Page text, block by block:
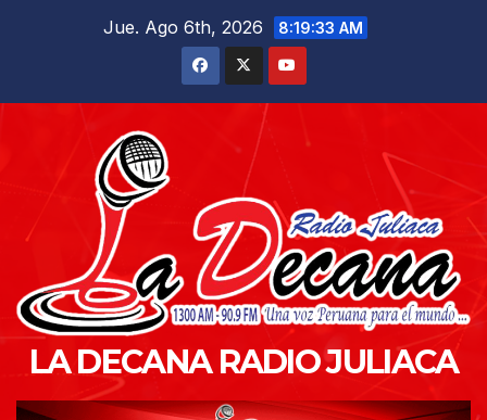
Jue. Ago 6th, 2026 8:19:34 AM
LA DECANA RADIO JULIACA